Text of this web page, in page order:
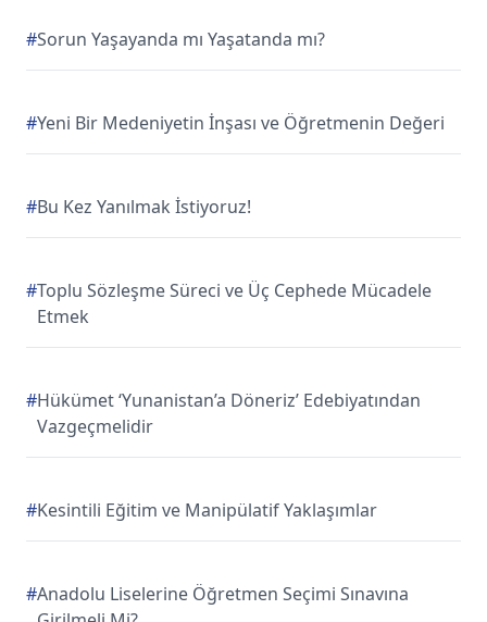
#Sorun Yaşayanda mı Yaşatanda mı?
#Yeni Bir Medeniyetin İnşası ve Öğretmenin Değeri
#Bu Kez Yanılmak İstiyoruz!
#Toplu Sözleşme Süreci ve Üç Cephede Mücadele
Etmek
#Hükümet ‘Yunanistan’a Döneriz’ Edebiyatından
Vazgeçmelidir
#Kesintili Eğitim ve Manipülatif Yaklaşımlar
#Anadolu Liselerine Öğretmen Seçimi Sınavına